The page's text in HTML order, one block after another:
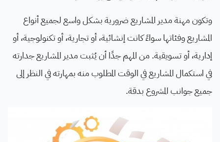
وتكون مهنة مدير المشاريع ضرورية بشكل واسع لجميع أنواع
المشاريع وفئاتها سواءً كانت إنشائية، أو تجارية، أو تكنولوجية، أو
إدارية، أو تسويقية. من المهم جدًا أن يُثبت مدير المشاريع جدارته
في استكمال المشاريع في الوقت المطلوب منه بمهارته في النظر إلى
جميع جوانب المشروع بدقة.